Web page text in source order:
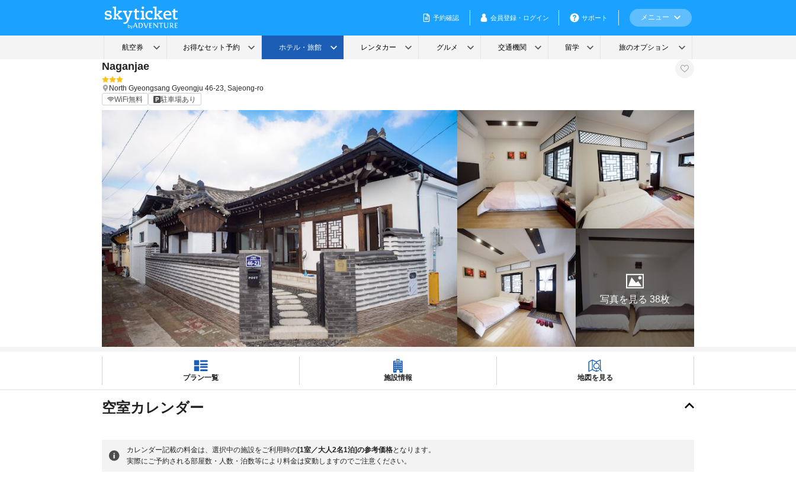
Naganjae
North Gyeongsang Gyeongju 46-23, Sajeong-ro
WiFi無料
駐車場あり
写真を見る 38枚
プラン一覧 施設情報 地図を見る
空室カレンダー
カレンダー記載の料金は、選択中の施設をご利用時の[1室／大人2名1泊]の参考価格となります。
実際にご予約される部屋数・人数・泊数等により料金は変動しますのでご注意ください。